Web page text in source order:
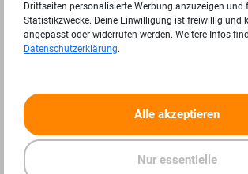
« »
Drittseiten personalisierte Werbung anzuzeigen und
Statistikzwecke. Deine Einwilligung ist freiwillig und
angepasst oder widerrufen werden. Weitere Infos
Datenschutzerklärung.
Alle akzeptieren
Nur essentielle